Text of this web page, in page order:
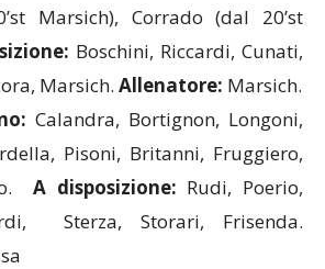
Boschini, Riccardi, Cunati,
Marsich.Allenatore:Marsich.
Calandra, Bortignon, Longoni,
Pisoni, Britanni, Fruggiero,
A disposizione:Rudi, Poerio,
Sterza, Storari, Frisenda.